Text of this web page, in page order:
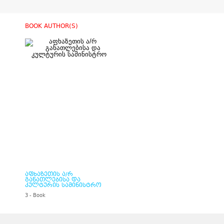
BOOK AUTHOR(S)
აფხაზეთის ა/რ
განათლებისა და
კულტურის სამინისტრო
3 - Book